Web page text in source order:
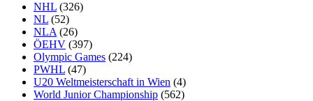
NHL (326)
NL (52)
NLA (26)
ÖEHV (397)
Olympic Games (224)
PWHL (47)
U20 Weltmeisterschaft in Wien (4)
World Junior Championship (562)